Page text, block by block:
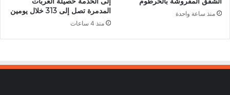
منذ ساعة واحدة
المدمرة تصل إلى 313 خلال يومين
منذ 4 ساعات